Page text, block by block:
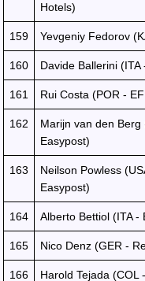
Hotels)
159 Yevgeniy Fedorov
160 Davide Ballerini
161 Rui Costa (POR -
162
Marijn van den Berg
Easypost)
163
Neilson Powless
Easypost)
164 Alberto Bettiol (ITA -
165 Nico Denz (GER -
166 Harold Tejada (COL